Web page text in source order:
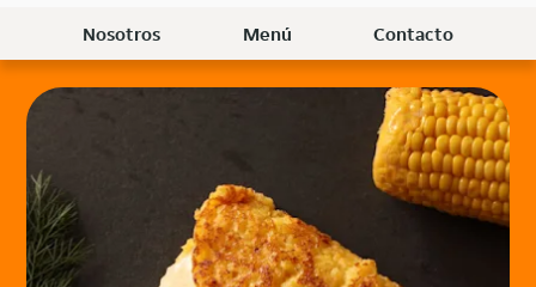
Nosotros Menú Contacto